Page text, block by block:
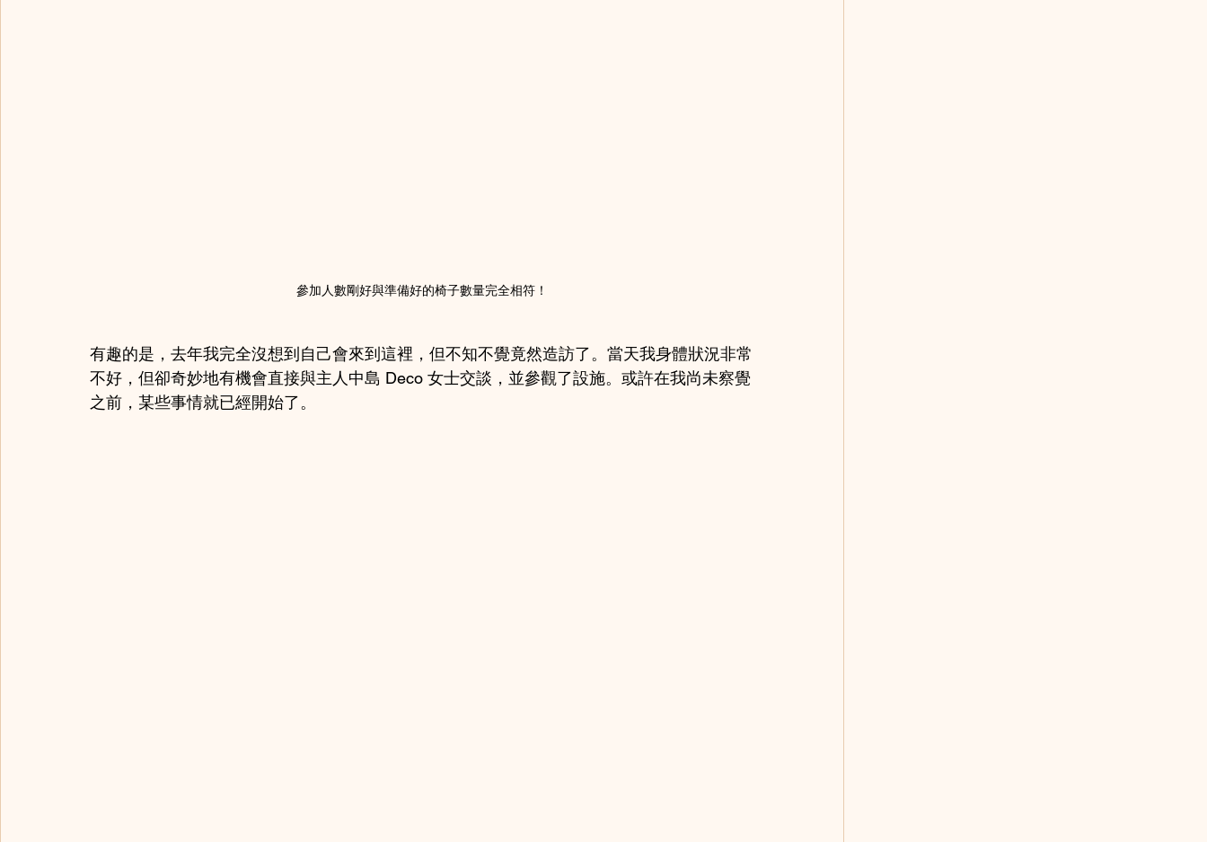
參加人數剛好與準備好的椅子數量完全相符！
有趣的是，去年我完全沒想到自己會來到這裡，但不知不覺竟然造訪了。當天我身體狀況非常
不好，但卻奇妙地有機會直接與主人中島 Deco 女士交談，並參觀了設施。或許在我尚未察覺
之前，某些事情就已經開始了。